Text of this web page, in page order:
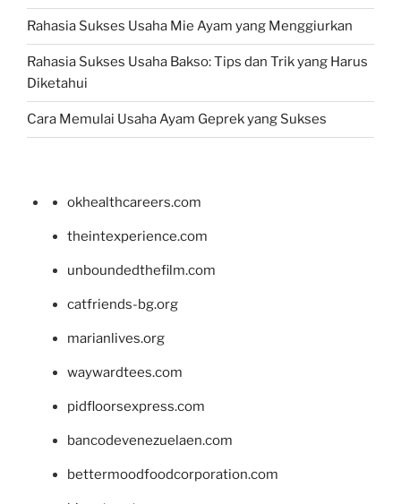
Rahasia Sukses Usaha Mie Ayam yang Menggiurkan
Rahasia Sukses Usaha Bakso: Tips dan Trik yang Harus
Diketahui
Cara Memulai Usaha Ayam Geprek yang Sukses
okhealthcareers.com
theintexperience.com
unboundedthefilm.com
catfriends-bg.org
marianlives.org
waywardtees.com
pidfloorsexpress.com
bancodevenezuelaen.com
bettermoodfoodcorporation.com